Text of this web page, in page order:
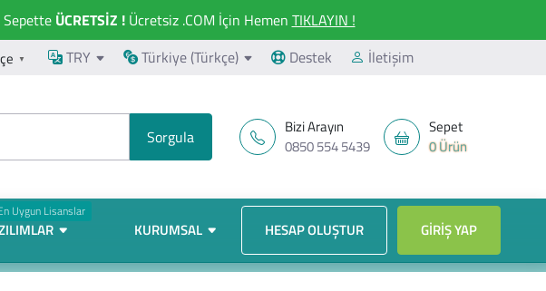
Sepette ÜCRETSİZ !Ücretsiz .COM İçin Hemen TIKLAYIN !
▼ TRY Türkiye (Türkçe) Destek İletişim
Bizi Arayın
0850 554 5439
Sepet
0 Ürün
Uygun Lisanslar
KURUMSAL HESAP OLUŞTUR GIRIŞ YAP